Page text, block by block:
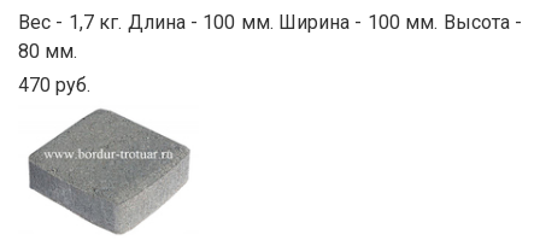
Вес - 1,7 кг. Длина - 100 мм. Ширина - 100 мм. Высота -
80 мм.
470 руб.